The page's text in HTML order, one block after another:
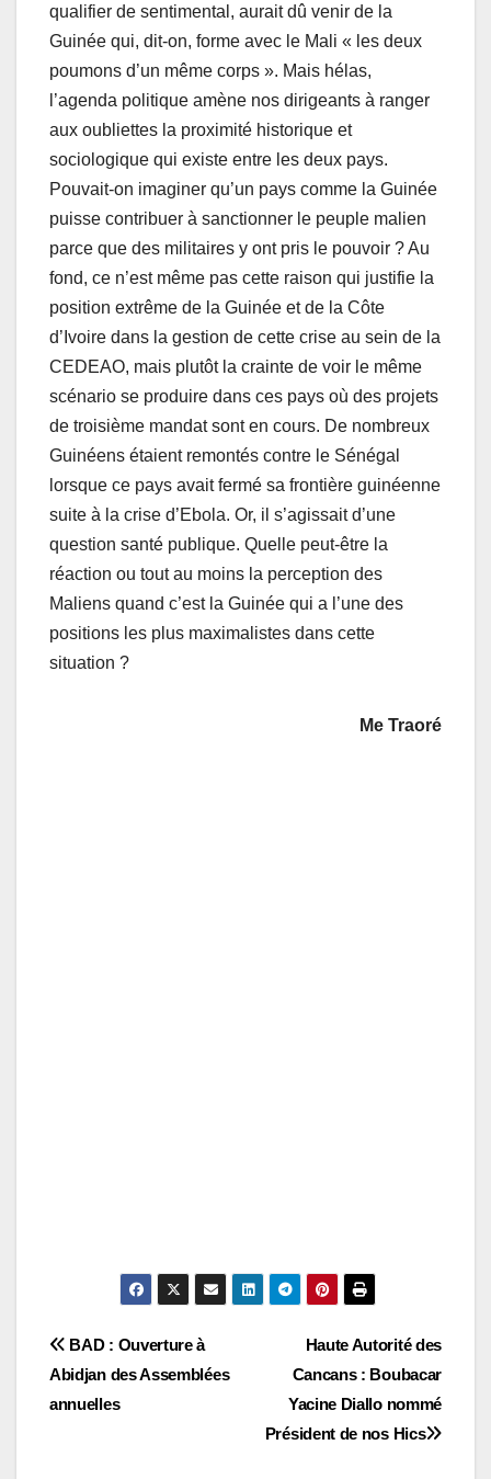
qualifier de sentimental, aurait dû venir de la
Guinée qui, dit-on, forme avec le Mali « les deux
poumons d’un même corps ». Mais hélas,
l’agenda politique amène nos dirigeants à ranger
aux oubliettes la proximité historique et
sociologique qui existe entre les deux pays.
Pouvait-on imaginer qu’un pays comme la Guinée
puisse contribuer à sanctionner le peuple malien
parce que des militaires y ont pris le pouvoir ? Au
fond, ce n’est même pas cette raison qui justifie la
position extrême de la Guinée et de la Côte
d’Ivoire dans la gestion de cette crise au sein de la
CEDEAO, mais plutôt la crainte de voir le même
scénario se produire dans ces pays où des projets
de troisième mandat sont en cours. De nombreux
Guinéens étaient remontés contre le Sénégal
lorsque ce pays avait fermé sa frontière guinéenne
suite à la crise d’Ebola. Or, il s’agissait d’une
question santé publique. Quelle peut-être la
réaction ou tout au moins la perception des
Maliens quand c’est la Guinée qui a l’une des
positions les plus maximalistes dans cette
situation ?
Me Traoré
Navigation
de
Haute Autorité des
Cancans : Boubacar
Yacine Diallo nommé
Président de nos Hics
BAD : Ouverture à
Abidjan des Assemblées
annuelles